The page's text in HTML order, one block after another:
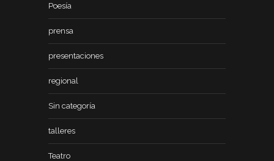
Poesía
prensa
presentaciones
regional
Sin categoría
talleres
Teatro